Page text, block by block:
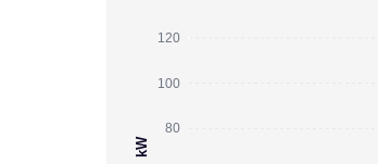
120
100
80
kW